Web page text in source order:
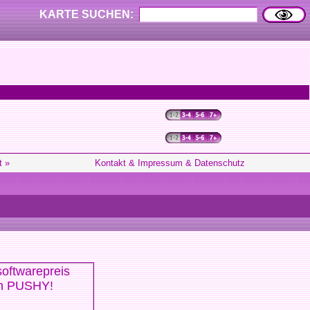
KARTE SUCHEN:
» Kontakt & Impressum & Datenschutz